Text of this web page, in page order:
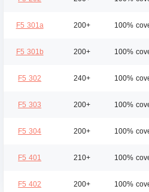
F5 301a 200+ 100%
F5 301b 200+ 100%
F5 302 240+ 100%
F5 303 200+ 100%
F5 304 200+ 100%
F5 401 210+ 100%
F5 402 200+ 100%